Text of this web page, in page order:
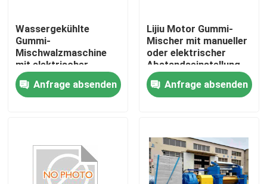
Qualitätskontrolle
Treten Sie mit uns in Verbindung
Gummiprozeßmaschine
Wassergekühlte
Gummi-
Mischwalzmaschine
mit elektrischer
Spaltverstellung und
MischenAnfrage absenden
Lijiu Motor Gummi-
Mischer mit manueller
oder elektrischer
Abstandseinstellung
für präzises Mischen
und einfache
Bedienung
Anfrage absenden